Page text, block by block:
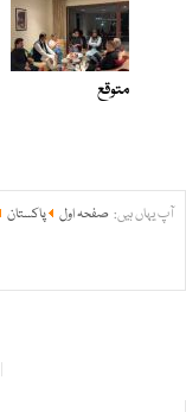
متوقع
آپ یہاں ہیں: صفحہ اول پاکستان